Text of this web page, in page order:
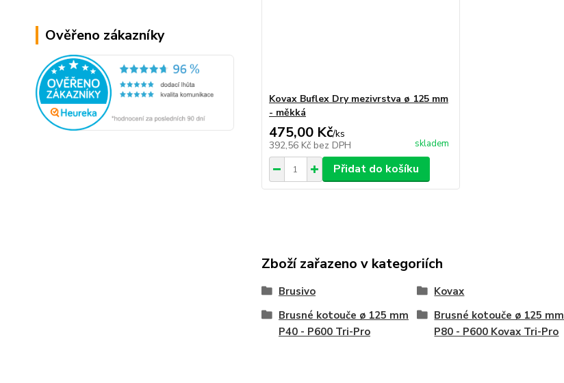
Ověřeno zákazníky
Kovax Buflex Dry mezivrstva ø 125 mm
- měkká
475,00 Kč/ks
392,56 Kč bez DPH skladem
Přidat do košíku
Zboží zařazeno v kategoriích
Brusivo Kovax
Brusné kotouče ø 125 mm
P40 - P600 Tri-Pro
Brusné kotouče ø 125 mm
P80 - P600 Kovax Tri-Pro